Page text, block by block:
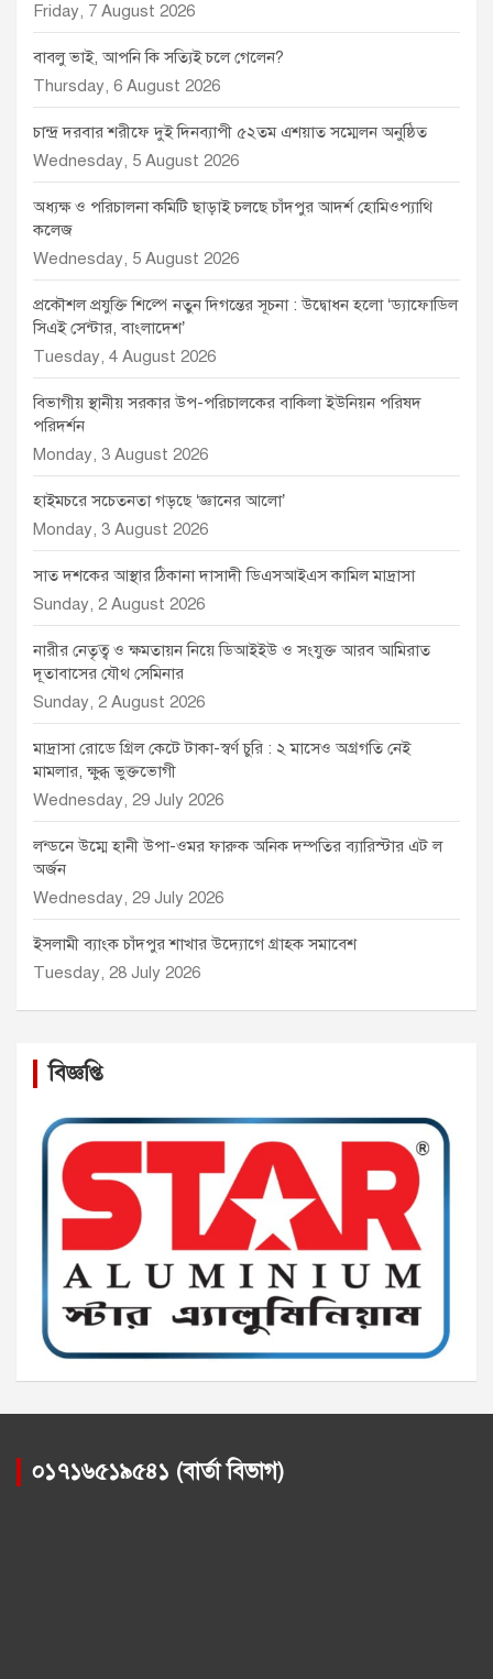
Friday, 7 August 2026
বাবলু ভাই, আপনি কি সত্যিই চলে গেলেন?
Thursday, 6 August 2026
চান্দ্র দরবার শরীফে দুই দিনব্যাপী ৫২তম এশয়াত সম্মেলন অনুষ্ঠিত
Wednesday, 5 August 2026
অধ্যক্ষ ও পরিচালনা কমিটি ছাড়াই চলছে চাঁদপুর আদর্শ হোমিওপ্যাথি
কলেজ
Wednesday, 5 August 2026
প্রকৌশল প্রযুক্তি শিল্পে নতুন দিগন্তের সূচনা : উদ্বোধন হলো ‘ড্যাফোডিল
সিএই সেন্টার, বাংলাদেশ’
Tuesday, 4 August 2026
বিভাগীয় স্থানীয় সরকার উপ-পরিচালকের বাকিলা ইউনিয়ন পরিষদ
পরিদর্শন
Monday, 3 August 2026
হাইমচরে সচেতনতা গড়ছে ‘জ্ঞানের আলো’
Monday, 3 August 2026
সাত দশকের আস্থার ঠিকানা দাসাদী ডিএসআইএস কামিল মাদ্রাসা
Sunday, 2 August 2026
নারীর নেতৃত্ব ও ক্ষমতায়ন নিয়ে ডিআইইউ ও সংযুক্ত আরব আমিরাত
দূতাবাসের যৌথ সেমিনার
Sunday, 2 August 2026
মাদ্রাসা রোডে গ্রিল কেটে টাকা-স্বর্ণ চুরি : ২ মাসেও অগ্রগতি নেই
মামলার, ক্ষুব্ধ ভুক্তভোগী
Wednesday, 29 July 2026
লন্ডনে উম্মে হানী উপা-ওমর ফারুক অনিক দম্পতির ব্যারিস্টার এট ল
অর্জন
Wednesday, 29 July 2026
ইসলামী ব্যাংক চাঁদপুর শাখার উদ্যোগে গ্রাহক সমাবেশ
Tuesday, 28 July 2026
বিজ্ঞপ্তি
০১৭১৬৫১৯৫৪১ (বার্তা বিভাগ)